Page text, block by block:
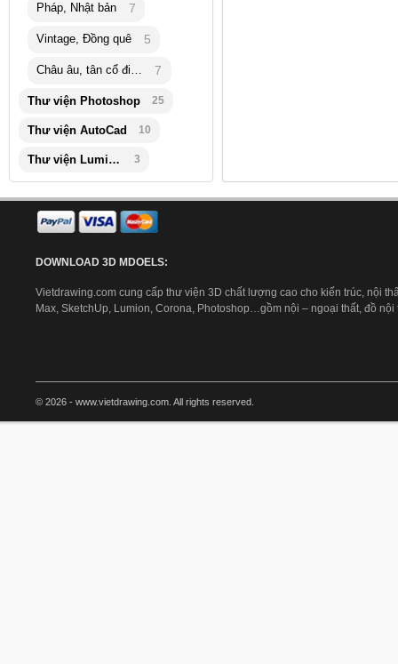
Pháp, Nhật bản 7
Vintage, Đồng quê 5
Châu âu, tân cổ điển 7
Thư viện Photoshop 25
Thư viện AutoCad 10
Thư viện Lumion 3
DOWNLOAD 3D MDOELS:
Vietdrawing.com cung cấp thư viện 3D chất lượng cao cho kiến trúc, nội
Max, SketchUp, Lumion, Corona, Photoshop…gồm nội – ngoại thất, đồ nội
© 2026 - www.vietdrawing.com. All rights reserved.